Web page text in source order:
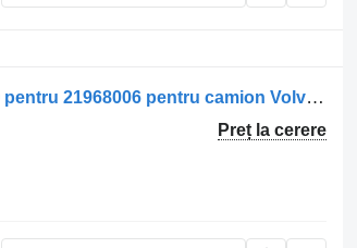
Compresor clima WABCO Compresor de aer WABCO pentru 21968006 pentru camion Volvo 21968006 21513957
Preț la cerere